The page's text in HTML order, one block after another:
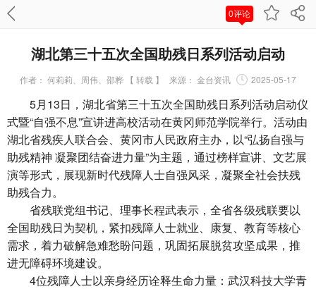
0评论
湖北第三十五次全国助残日系列活动启动
作者： 何莉莉、周伟、邵桦 【 转载 】 来源： 金台资讯 2025-05-17
5月13日，湖北省第三十五次全国助残日系列活动启动仪
式暨“自强不息”宣讲进高校活动在黄冈师范学院举行。活动由
湖北省残疾人联合会、黄冈市人民政府主办，以“弘扬自强与
助残精神 凝聚团结奋进力量”为主题，通过榜样宣讲、文艺展
演等形式，展现新时代残障人士自强风采，凝聚全社会扶残
助残合力。
省残联党组书记、理事长程武表示，全省各级残联要以
全国助残日为契机，紧扣残障人士就业、康复、教育等核心
需求，着力破解急难愁盼问题，巩固拓展脱贫攻坚成果，推
进无障碍环境建设。
4位残障人士以亲身经历诠释生命力量：武汉科技大学青